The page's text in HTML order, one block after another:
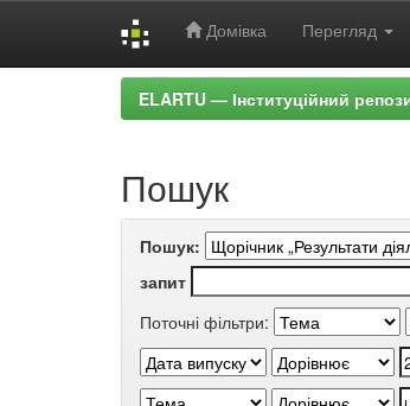
Домівка Перегляд
ELARTU — Інституційний
Пошук
Пошук:
запит
Поточні фільтри: